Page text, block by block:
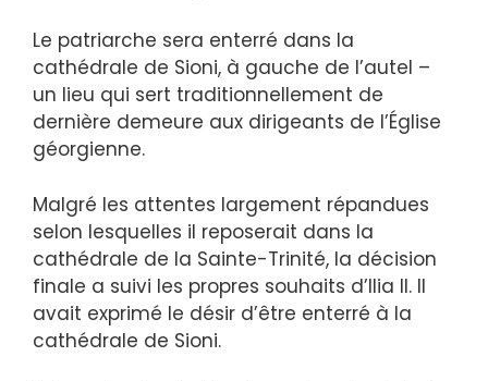
Le patriarche sera enterré dans la
cathédrale de Sioni, à gauche de l’autel –
un lieu qui sert traditionnellement de
dernière demeure aux dirigeants de l’Église
géorgienne.
Malgré les attentes largement répandues
selon lesquelles il reposerait dans la
cathédrale de la Sainte-Trinité, la décision
finale a suivi les propres souhaits d’Ilia II. Il
avait exprimé le désir d’être enterré à la
cathédrale de Sioni.